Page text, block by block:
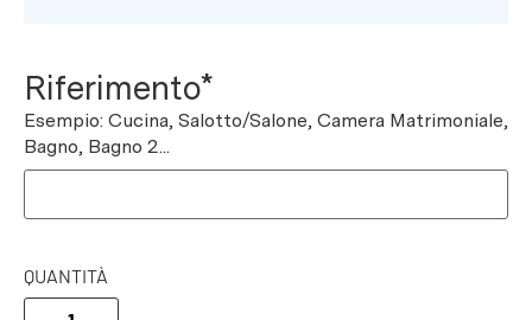
Riferimento*
Esempio: Cucina, Salotto/Salone, Camera Matrimoniale,
Bagno, Bagno 2...
QUANTITÀ